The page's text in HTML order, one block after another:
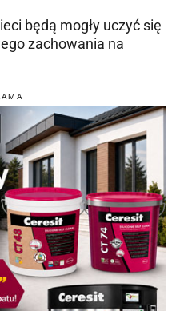
będą mogły uczyć się
zachowania na